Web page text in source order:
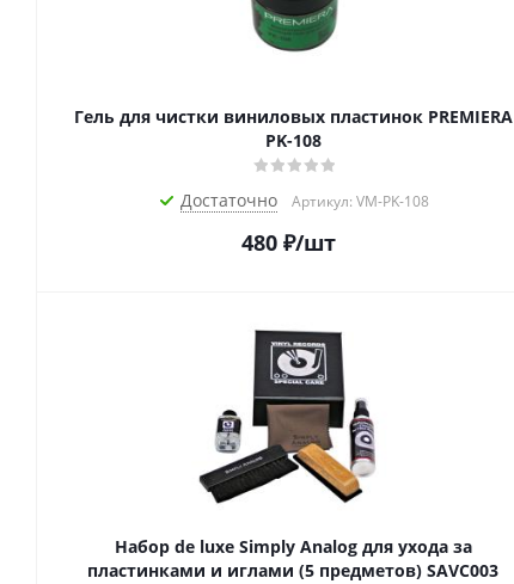
Гель для чистки виниловых пластинок PREMIERA
PK-108
Достаточно Артикул: VM-PK-108
480 ₽/шт
Набор de luxe Simply Analog для ухода за
пластинками и иглами (5 предметов) SAVC003